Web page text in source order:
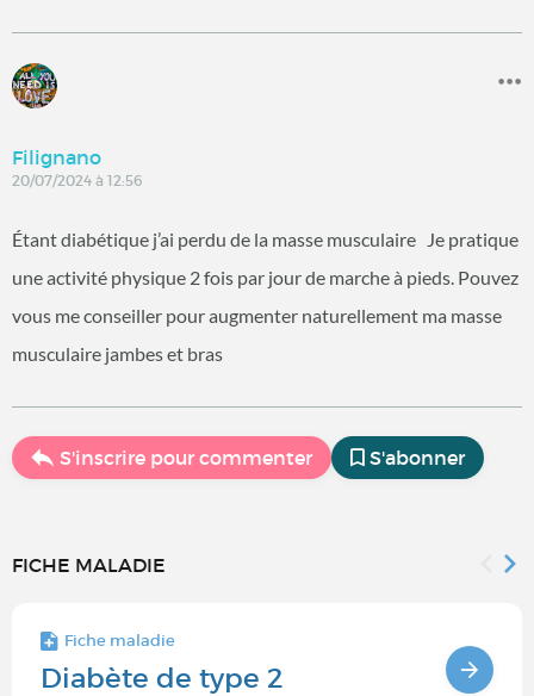
Filignano
20/07/2024 à 12:56
Étant diabétique j’ai perdu de la masse musculaire Je pratique
une activité physique 2 fois par jour de marche à pieds. Pouvez
vous me conseiller pour augmenter naturellement ma masse
musculaire jambes et bras
S'inscrire pour commenter S'abonner
FICHE MALADIE
Fiche maladie
Diabète de type 2